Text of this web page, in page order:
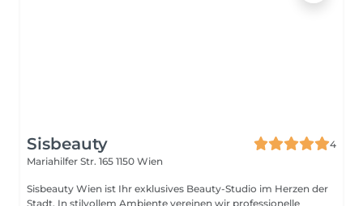
Sisbeauty
4
Mariahilfer Str. 165 1150 Wien
Sisbeauty Wien ist Ihr exklusives Beauty-Studio im Herzen der
Stadt. In stilvollem Ambiente vereinen wir professionelle